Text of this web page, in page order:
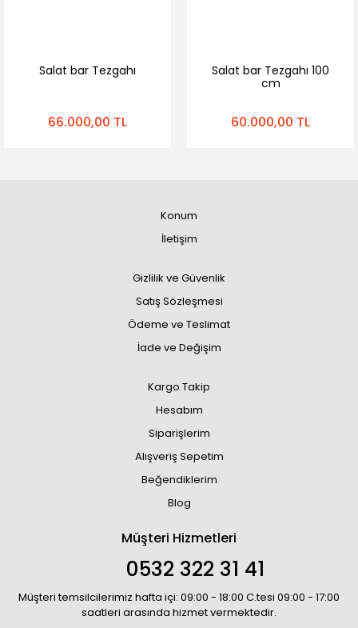
Salat bar Tezgahı
66.000,00 TL
Salat bar Tezgahı 100
cm
60.000,00 TL
Konum
İletişim
Gizlilik ve Güvenlik
Satış Sözleşmesi
Ödeme ve Teslimat
İade ve Değişim
Kargo Takip
Hesabım
Siparişlerim
Alışveriş Sepetim
Beğendiklerim
Blog
Müşteri Hizmetleri
0532 322 31 41
Müşteri temsilcilerimiz hafta içi: 09:00 - 18:00 C.tesi 09:00 - 17:00
saatleri arasında hizmet vermektedir.